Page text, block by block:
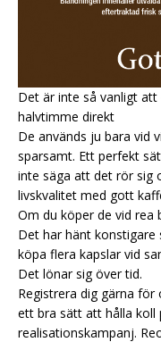
Det är inte så vanligt
halvtimme direkt
De används ju bara vid
sparsamt. Ett perfekt
inte säga att det rör sig
livskvalitet med gott
Om du köper de vid rea
Det har hänt konstigare
köpa flera kapslar vid
Det lönar sig över tid.
Registrera dig gärna
ett bra sätt att hålla koll
realisationskampanj.